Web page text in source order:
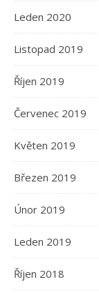
Leden 2020
Listopad 2019
Říjen 2019
Červenec 2019
Květen 2019
Březen 2019
Únor 2019
Leden 2019
Říjen 2018